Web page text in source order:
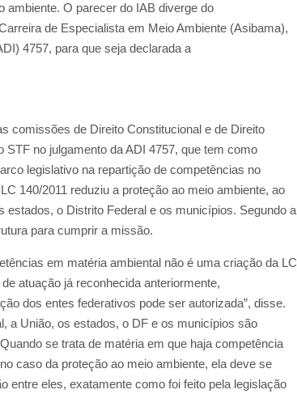
ambiente. O parecer do IAB diverge do
de Especialista em Meio Ambiente (Asibama),
4757, para que seja declarada a
comissões de Direito Constitucional e de Direito
no julgamento da ADI 4757, que tem como
legislativo na repartição de competências no
140/2011 reduziu a proteção ao meio ambiente, ao
o Distrito Federal e os municípios. Segundo a
para cumprir a missão.
em matéria ambiental não é uma criação da LC
atuação já reconhecida anteriormente,
dos entes federativos pode ser autorizada”, disse.
a União, os estados, o DF e os municípios são
se trata de matéria em que haja competência
caso da proteção ao meio ambiente, ela deve se
entre eles, exatamente como foi feito pela legislação